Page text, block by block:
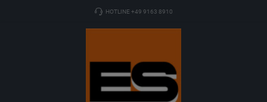
HOTLINE +49 9163 8910